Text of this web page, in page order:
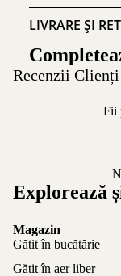
LIVRARE ȘI
Recenzii Clienți
Fii
Explorează
Magazin
Gătit în bucătărie
Gătit în aer liber